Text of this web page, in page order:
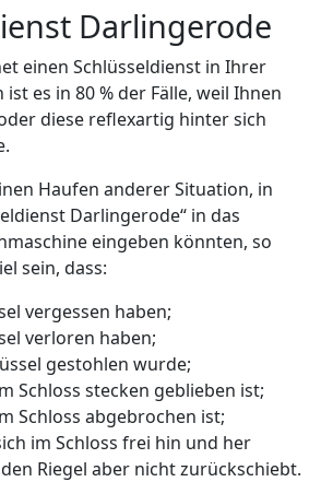
Darlingerode
einen Schlüsseldienst in Ihrer
es in 80 % der Fälle, weil Ihnen
diese reflexartig hinter sich
Haufen anderer Situation, in
Darlingerode“ in das
eingeben könnten, so
sein, dass:
vergessen haben;
verloren haben;
gestohlen wurde;
Schloss stecken geblieben ist;
Schloss abgebrochen ist;
im Schloss frei hin und her
Riegel aber nicht zurückschiebt.